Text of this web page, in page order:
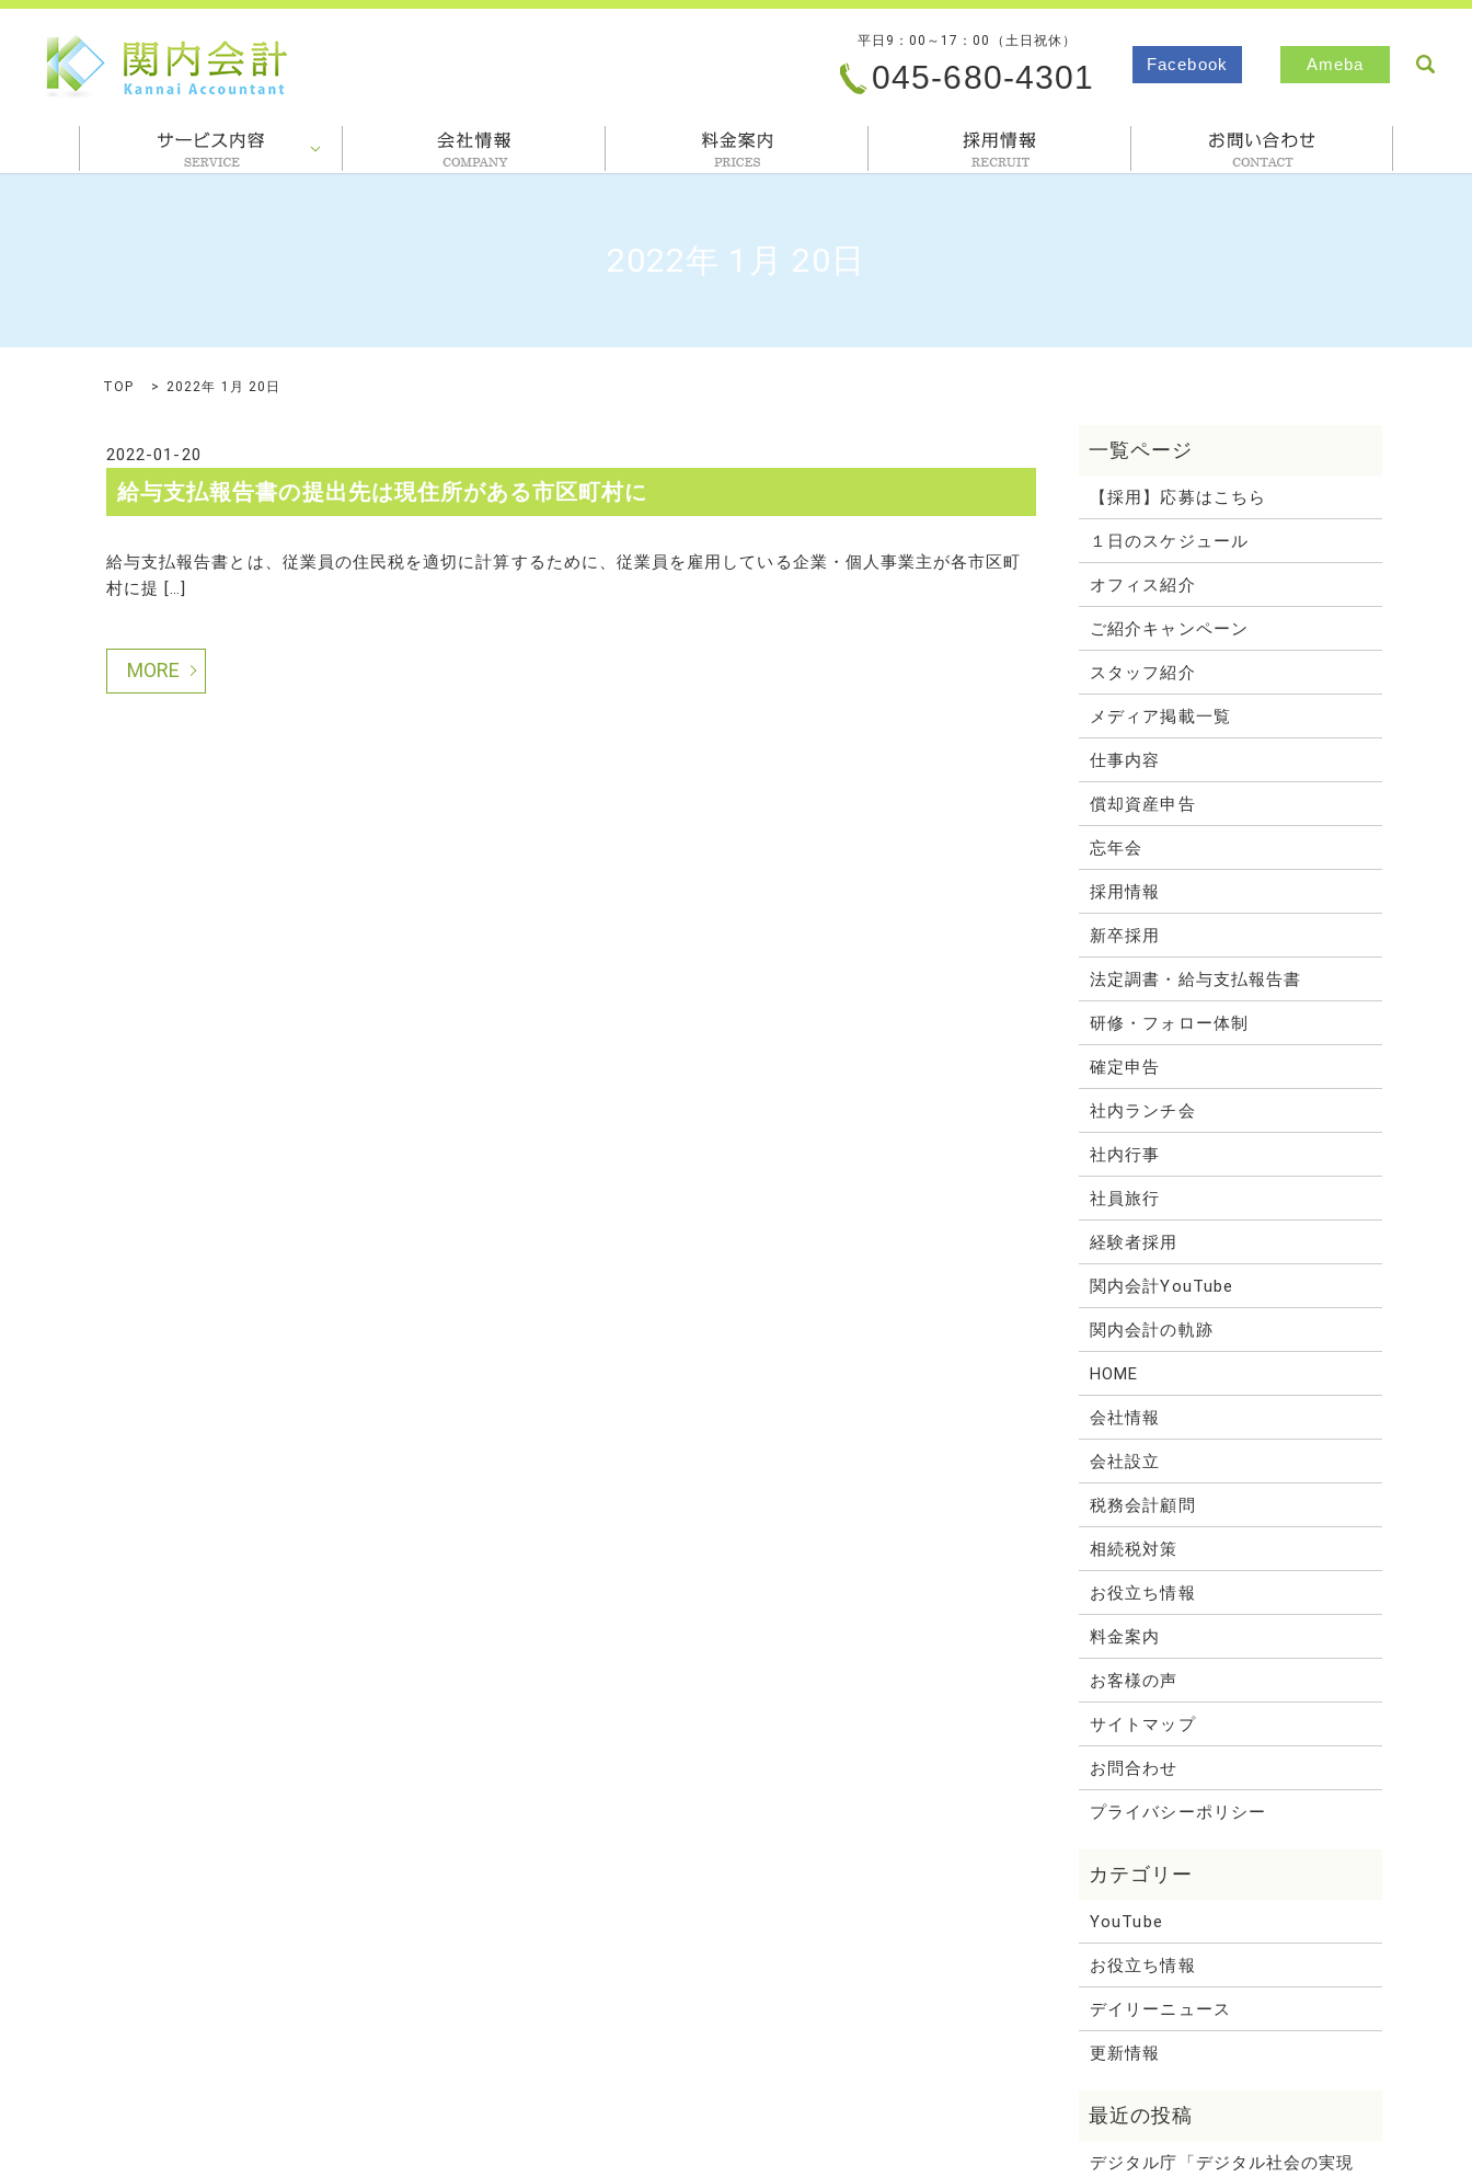
平日9：00～17：00（土日祝休）
045-680-4301 Facebook Ameba
2022年 1月 20日
TOP 2022年 1月 20日
2022-01-20
給与支払報告書の提出先は現住所がある市区町村に
給与支払報告書とは、従業員の住民税を適切に計算するために、従業員を雇用している企業・個人事業主が各市区町
村に提 […]
MORE
【採用】応募はこちら
１日のスケジュール
オフィス紹介
ご紹介キャンペーン
スタッフ紹介
メディア掲載一覧
仕事内容
償却資産申告
忘年会
採用情報
新卒採用
法定調書・給与支払報告書
研修・フォロー体制
確定申告
社内ランチ会
社内行事
社員旅行
経験者採用
関内会計YouTube
関内会計の軌跡
HOME
会社情報
会社設立
税務会計顧問
相続税対策
お役立ち情報
料金案内
お客様の声
サイトマップ
お問合わせ
プライバシーポリシー
YouTube
お役立ち情報
デイリーニュース
更新情報
デジタル庁「デジタル社会の実現